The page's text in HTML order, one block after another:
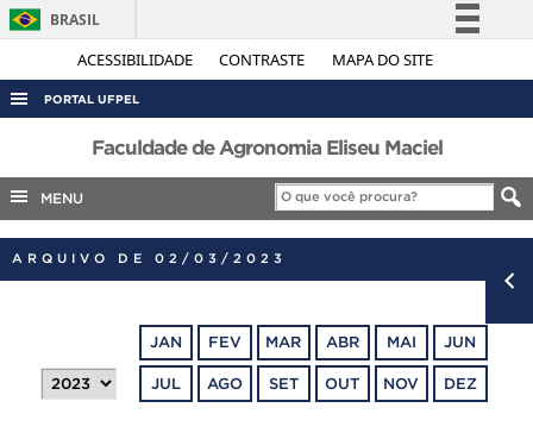
ACESSIBILIDADE CONTRASTE MAPA DO SITE
BRASIL
Simplifique!
Legislação
Canais
PORTAL UFPEL
ACESSO À INFORMAÇÃO
AUDITORIA
COBALTO
CONCURSOS
OUVIDORIA
Faculdade de Agronomia Eliseu Maciel
MENU
ARQUIVO DE 02/03/2023
JAN FEV MAR ABR MAI JUN
JUL AGO SET OUT NOV DEZ